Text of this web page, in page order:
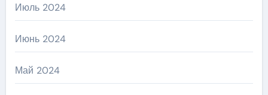
Июль 2024
Июнь 2024
Май 2024